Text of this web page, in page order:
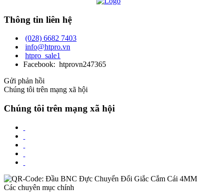
Thông tin liên hệ
(028) 6682 7403
info@htpro.vn
htpro_sale1
Facebook: htprovn247365
Gửi phản hồi
Chúng tôi trên mạng xã hội
Chúng tôi trên mạng xã hội
Các chuyên mục chính